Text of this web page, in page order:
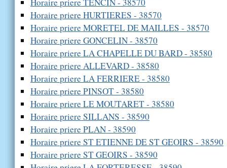
Horaire priere HURTIERES - 38570
Horaire priere MORETEL DE MAILLES - 38570
Horaire priere GONCELIN - 38570
Horaire priere LA CHAPELLE DU BARD - 38580
Horaire priere ALLEVARD - 38580
Horaire priere LA FERRIERE - 38580
Horaire priere PINSOT - 38580
Horaire priere LE MOUTARET - 38580
Horaire priere SILLANS - 38590
Horaire priere PLAN - 38590
Horaire priere ST ETIENNE DE ST GEOIRS - 38590
Horaire priere ST GEOIRS - 38590